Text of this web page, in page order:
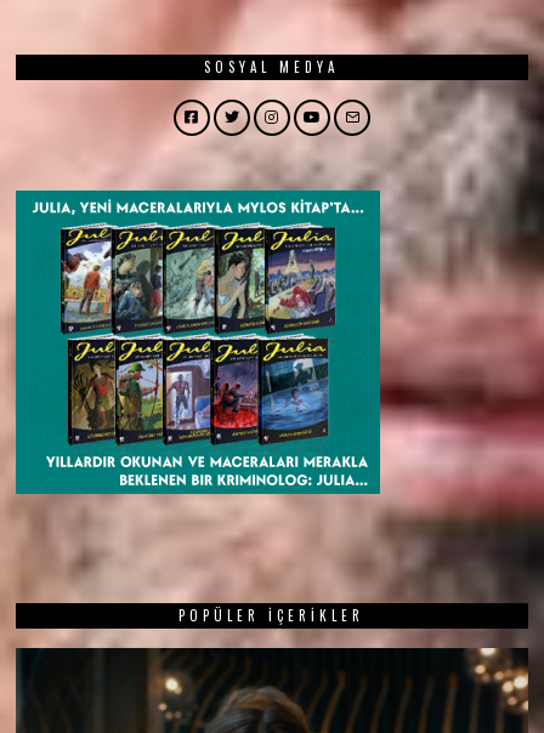
SOSYAL MEDYA
Facebook
TwitterInstagram
YouTubeEmail
POPÜLER İÇERIKLER